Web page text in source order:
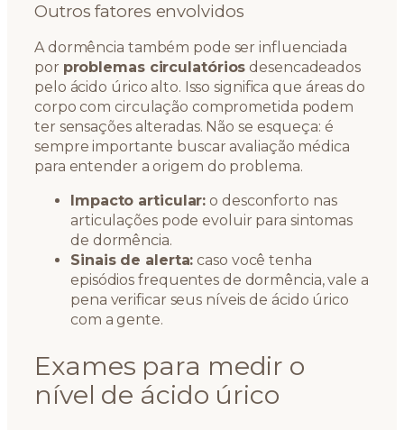
Outros fatores envolvidos
A dormência também pode ser influenciada
por problemas circulatórios desencadeados
pelo ácido úrico alto. Isso significa que áreas do
corpo com circulação comprometida podem
ter sensações alteradas. Não se esqueça: é
sempre importante buscar avaliação médica
para entender a origem do problema.
Impacto articular: o desconforto nas
articulações pode evoluir para sintomas
de dormência.
Sinais de alerta: caso você tenha
episódios frequentes de dormência, vale a
pena verificar seus níveis de ácido úrico
com a gente.
Exames para medir o
nível de ácido úrico